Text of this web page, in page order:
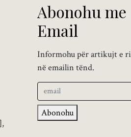
,
Abonohu me
Email
Informohu për artikujt e
në emailin tënd.
Abonohu